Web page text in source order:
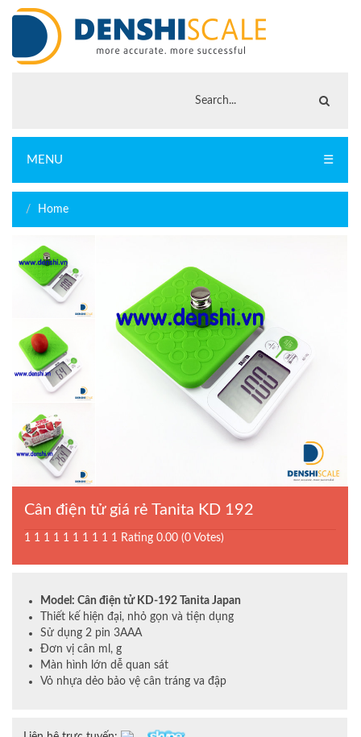
MENU ☰
Home
Cân điện tử giá rẻ Tanita KD 192
1 1 1 1 1 1 1 1 1 1 Rating 0.00 (0 Votes)
Model: Cân điện tử KD-192 Tanita Japan
Thiết kế hiện đại, nhỏ gọn và tiện dụng
Sử dụng 2 pin 3AAA
Đơn vị cân ml, g
Màn hình lớn dễ quan sát
Vỏ nhựa dẻo bảo vệ cân tráng va đập